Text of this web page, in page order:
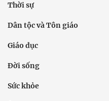
Thời sự
Dân tộc và Tôn giáo
Giáo dục
Đời sống
Sức khỏe